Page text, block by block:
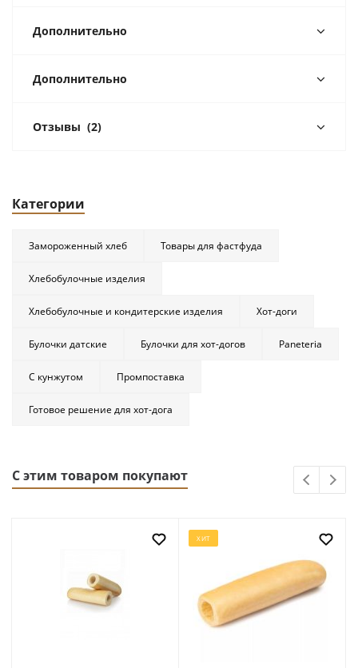
Дополнительно
Дополнительно
Отзывы (2)
Категории
Замороженный хлеб Товары для фастфуда
Хлебобулочные изделия
Хлебобулочные и кондитерские изделия Хот-доги
Булочки датские Булочки для хот-догов Paneteria
С кунжутом Промпоставка
Готовое решение для хот-дога
С этим товаром покупают
ХИТ